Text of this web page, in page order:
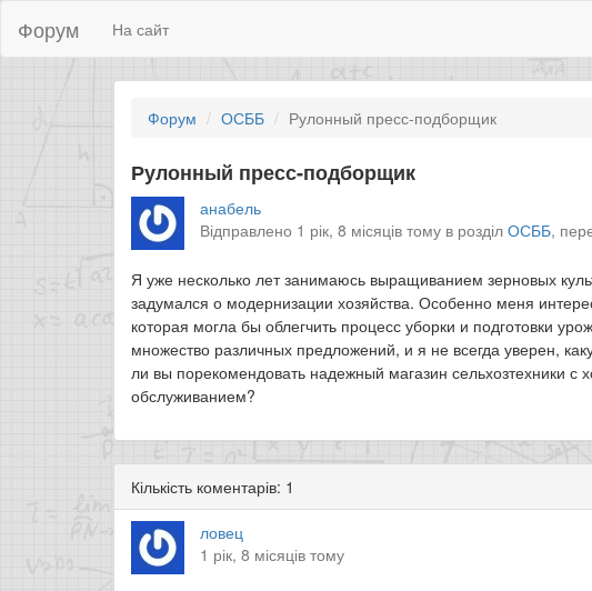
Форум На сайт
Форум ОСББ Рулонный пресс-подборщик
Рулонный пресс-подборщик
анабель
Відправлено 1 рік, 8 місяців тому в розділОСББ,
Я уже несколько лет занимаюсь выращиванием зерновых
задумался о модернизации хозяйства. Особенно меня
которая могла бы облегчить процесс уборки и подготовки
множество различных предложений, и я не всегда уверен,
ли вы порекомендовать надежный магазин сельхозтехники
обслуживанием?
Кількість коментарів: 1
ловец
1 рік, 8 місяців тому